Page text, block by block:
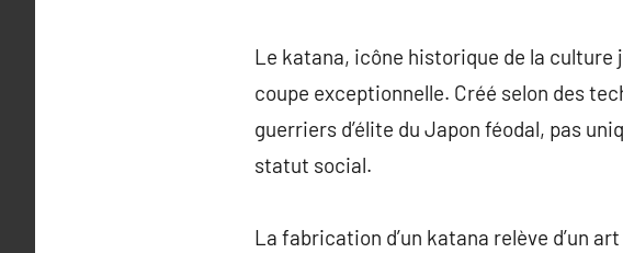
Le katana, icône historique de la
coupe exceptionnelle. Créé selon des
guerriers d’élite du Japon féodal, pas
statut social.
La fabrication d’un katana relève d’un